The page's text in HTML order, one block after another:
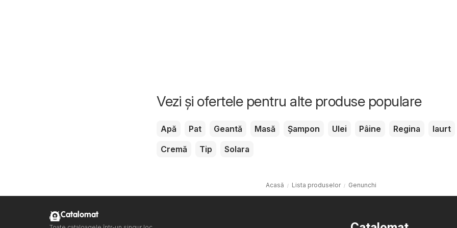
Vezi și ofertele pentru alte produse populare
Apă Pat Geantă Masă Șampon Ulei Pâine Regina
Iaurt
Cremă
Tip Solara
Acasă Lista produselor Genunchi
Catalomat